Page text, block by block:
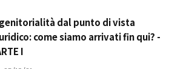
dal punto di vista
come siamo arrivati fin qui? -
I